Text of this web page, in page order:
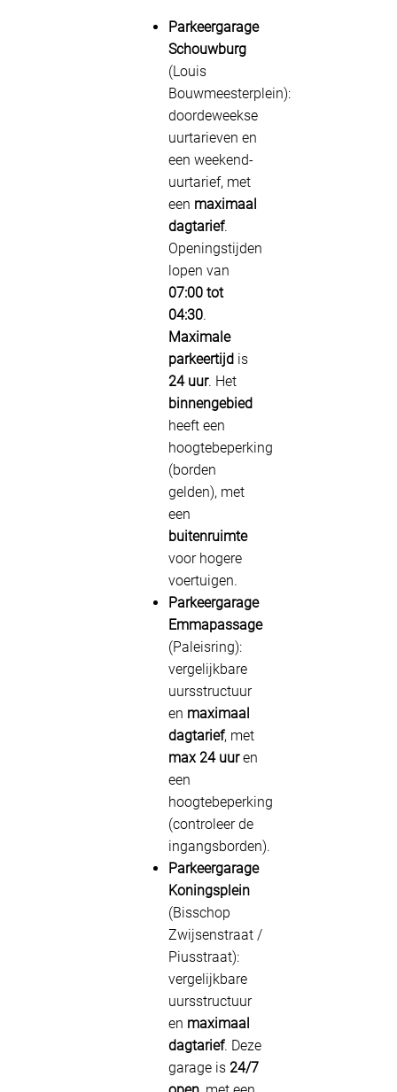
Parkeergarage
Schouwburg
(Louis
Bouwmeesterplein):
doordeweekse
uurtarieven en
een weekend-
uurtarief, met
een maximaal
dagtarief.
Openingstijden
lopen van
07:00 tot
04:30.
Maximale
parkeertijd is
24 uur. Het
binnengebied
heeft een
hoogtebeperking
(borden
gelden), met
een
buitenruimte
voor hogere
voertuigen.
Parkeergarage
Emmapassage
(Paleisring):
vergelijkbare
uursstructuur
en maximaal
dagtarief, met
max 24 uuren
een
hoogtebeperking
(controleer de
ingangsborden).
Parkeergarage
Koningsplein
(Bisschop
Zwijsenstraat /
Piusstraat):
vergelijkbare
uursstructuur
en maximaal
dagtarief. Deze
garage is 24/7